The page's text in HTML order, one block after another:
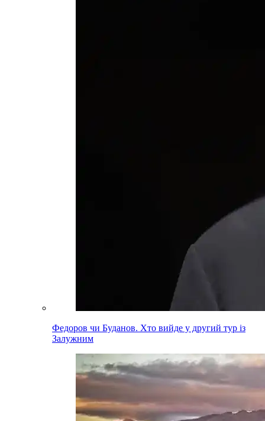
Федоров чи Буданов. Хто вийде у другий тур із
Залужним